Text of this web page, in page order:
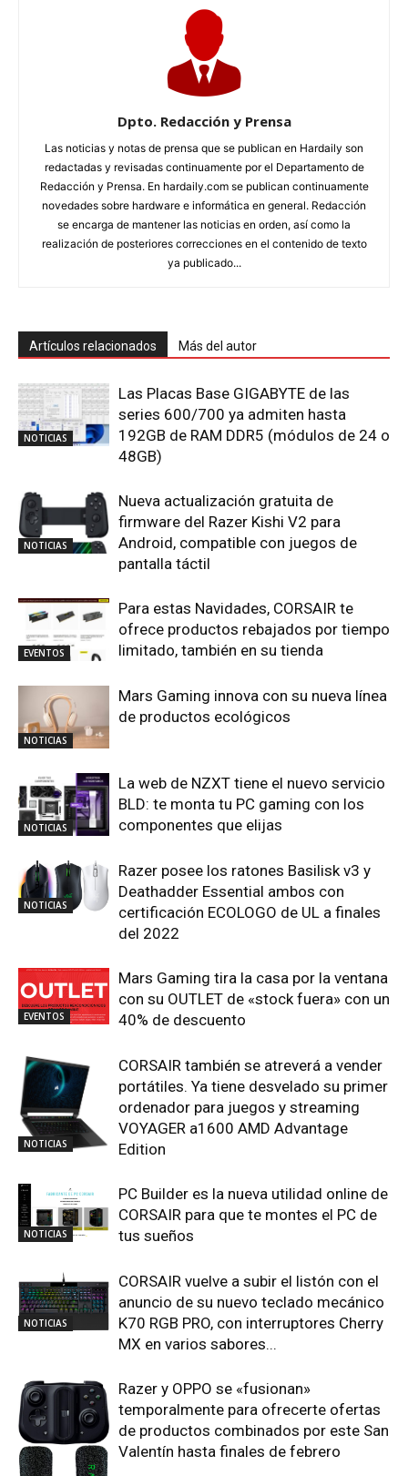
Dpto. Redacción y Prensa
Las noticias y notas de prensa que se publican en Hardaily son
redactadas y revisadas continuamente por el Departamento de
Redacción y Prensa. En hardaily.com se publican continuamente
novedades sobre hardware e informática en general. Redacción
se encarga de mantener las noticias en orden, así como la
realización de posteriores correcciones en el contenido de texto
ya publicado...
Artículos relacionados Más del autor
NOTICIAS
Las Placas Base GIGABYTE de las
series 600/700 ya admiten hasta
192GB de RAM DDR5 (módulos de 24 o
48GB)
NOTICIAS
Nueva actualización gratuita de
firmware del Razer Kishi V2 para
Android, compatible con juegos de
pantalla táctil
EVENTOS
Para estas Navidades, CORSAIR te
ofrece productos rebajados por tiempo
limitado, también en su tienda
NOTICIAS
Mars Gaming innova con su nueva línea
de productos ecológicos
NOTICIAS
La web de NZXT tiene el nuevo servicio
BLD: te monta tu PC gaming con los
componentes que elijas
NOTICIAS
Razer posee los ratones Basilisk v3 y
Deathadder Essential ambos con
certificación ECOLOGO de UL a finales
del 2022
EVENTOS
Mars Gaming tira la casa por la ventana
con su OUTLET de «stock fuera» con un
40% de descuento
NOTICIAS
CORSAIR también se atreverá a vender
portátiles. Ya tiene desvelado su primer
ordenador para juegos y streaming
VOYAGER a1600 AMD Advantage
Edition
NOTICIAS
PC Builder es la nueva utilidad online de
CORSAIR para que te montes el PC de
tus sueños
NOTICIAS
CORSAIR vuelve a subir el listón con el
anuncio de su nuevo teclado mecánico
K70 RGB PRO, con interruptores Cherry
MX en varios sabores...
Razer y OPPO se «fusionan»
temporalmente para ofrecerte ofertas
de productos combinados por este San
Valentín hasta finales de febrero